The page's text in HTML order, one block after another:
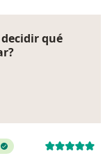
qué